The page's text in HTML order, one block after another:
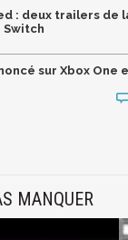
: deux trailers de
Switch
sur Xbox One
MANQUER